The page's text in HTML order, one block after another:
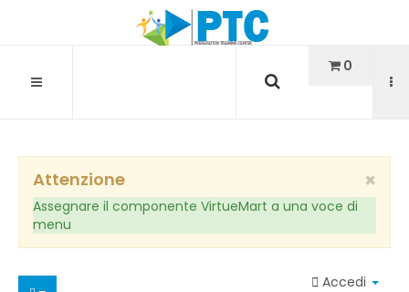
0
×
Attenzione
Assegnare il componente VirtueMart a una voce di
menu
Accedi